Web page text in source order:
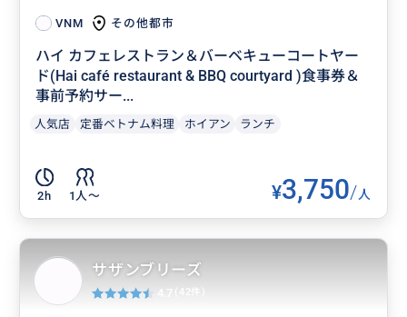
VNM その他都市
ハイ カフェレストラン＆バーベキューコートヤー
ド(Hai café restaurant & BBQ courtyard )食事券＆
事前予約サー...
人気店 定番ベトナム料理 ホイアン ランチ
2h 1人〜 ¥3,750/人
サザンブリーズ
4.7 (42件)